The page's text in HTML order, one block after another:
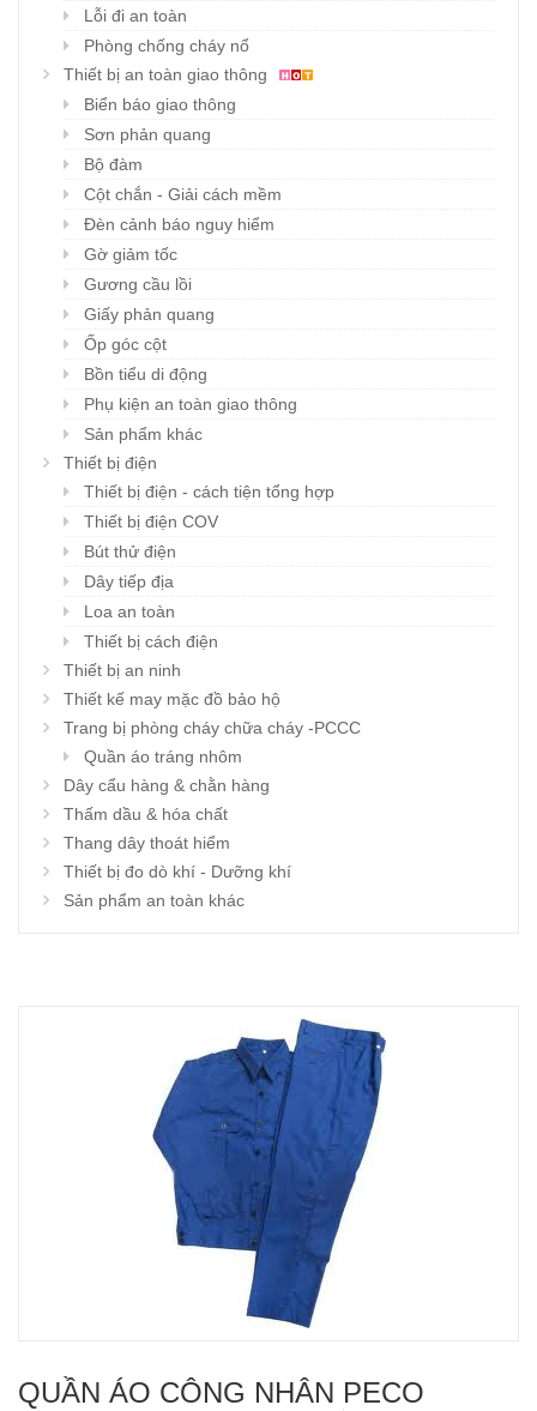
Lỗi đi an toàn
Phòng chống cháy nổ
Thiết bị an toàn giao thông
Biển báo giao thông
Sơn phản quang
Bộ đàm
Cột chắn - Giải cách mềm
Đèn cảnh báo nguy hiểm
Gờ giảm tốc
Gương cầu lồi
Giấy phản quang
Ốp góc cột
Bồn tiểu di động
Phụ kiện an toàn giao thông
Sản phẩm khác
Thiết bị điện
Thiết bị điện - cách tiện tổng hợp
Thiết bị điện COV
Bút thử điện
Dây tiếp địa
Loa an toàn
Thiết bị cách điện
Thiết bị an ninh
Thiết kế may mặc đồ bảo hộ
Trang bị phòng cháy chữa cháy -PCCC
Quần áo tráng nhôm
Dây cẩu hàng & chằn hàng
Thấm dầu & hóa chất
Thang dây thoát hiểm
Thiết bị đo dò khí - Dưỡng khí
Sản phẩm an toàn khác
QUẦN ÁO CÔNG NHÂN PECO